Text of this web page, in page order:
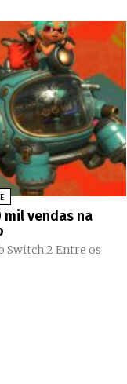
vendas na
2 Entre os